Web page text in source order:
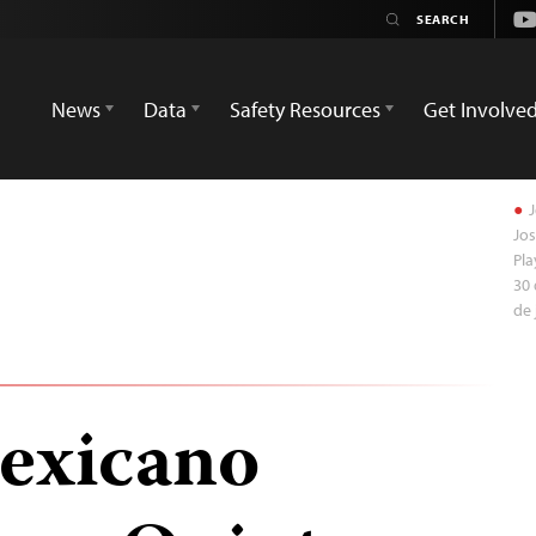
News
Data Safety Resources Get Involved
30
de